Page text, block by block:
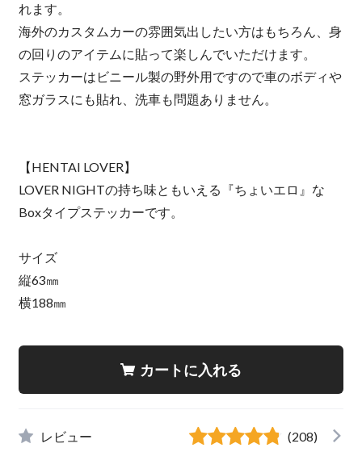
れます。
海外のカスタムカーの雰囲気出したい方はもちろん、身
の回りのアイテムに貼って楽しんでいただけます。
ステッカーはビニール製の野外用ですので車のボディや
窓ガラスにも貼れ、洗車も問題ありません。
【HENTAI LOVER】
LOVER NIGHTの持ち味ともいえる『ちょいエロ』な
Boxタイプステッカーです。
サイズ
縦63㎜
横188㎜
カートに入れる
レビュー (208)